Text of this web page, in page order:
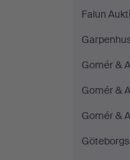
Falun
Gomér &
Gomér &
Gomér &